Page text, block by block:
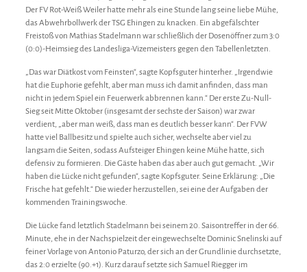
Der FV Rot-Weiß Weiler hatte mehr als eine Stunde lang seine liebe Mühe,
das Abwehrbollwerk der TSG Ehingen zu knacken. Ein abgefälschter
Freistoß von Mathias Stadelmann war schließlich der Dosenöffner zum 3:0
(0:0)-Heimsieg des Landesliga-Vizemeisters gegen den Tabellenletzten.
„Das war Diätkost vom Feinsten“, sagte Kopfsguter hinterher. „Irgendwie
hat die Euphorie gefehlt, aber man muss ich damit anfinden, dass man
nicht in jedem Spiel ein Feuerwerk abbrennen kann.“ Der erste Zu-Null-
Sieg seit Mitte Oktober (insgesamt der sechste der Saison) war zwar
verdient, „aber man weiß, dass man es deutlich besser kann“. Der FVW
hatte viel Ballbesitz und spielte auch sicher, wechselte aber viel zu
langsam die Seiten, sodass Aufsteiger Ehingen keine Mühe hatte, sich
defensiv zu formieren. Die Gäste haben das aber auch gut gemacht. „Wir
haben die Lücke nicht gefunden“, sagte Kopfsguter. Seine Erklärung: „Die
Frische hat gefehlt.“ Die wieder herzustellen, sei eine der Aufgaben der
kommenden Trainingswoche.
Die Lücke fand letztlich Stadelmann bei seinem 20. Saisontreffer in der 66.
Minute, ehe in der Nachspielzeit der eingewechselte Dominic Snelinski auf
feiner Vorlage von Antonio Paturzo, der sich an der Grundlinie durchsetzte,
das 2:0 erzielte (90.+1). Kurz darauf setzte sich Samuel Riegger im